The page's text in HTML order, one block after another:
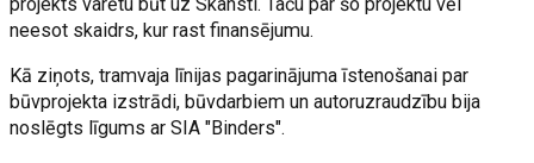
neesot skaidrs, kur rast finansējumu.
Kā ziņots, tramvaja līnijas pagarinājuma īstenošanai par
būvprojekta izstrādi, būvdarbiem un autoruzraudzību bija
noslēgts līgums ar SIA "Binders".